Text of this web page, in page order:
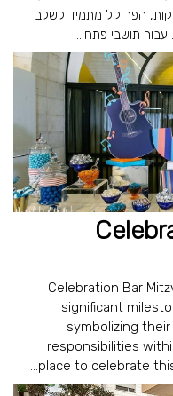
הפך קל מתמיד לשלב
עבור תושבי פתח...
Celebration Bar
significant
symbolizing
responsibilities
place to celebrate